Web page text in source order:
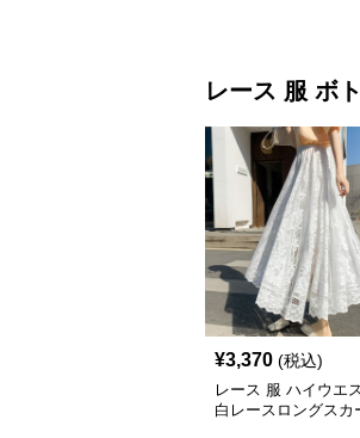
レース 服 ボ
¥3,370 (税込)
レース 服 ハイウエ
白レースロングスカ